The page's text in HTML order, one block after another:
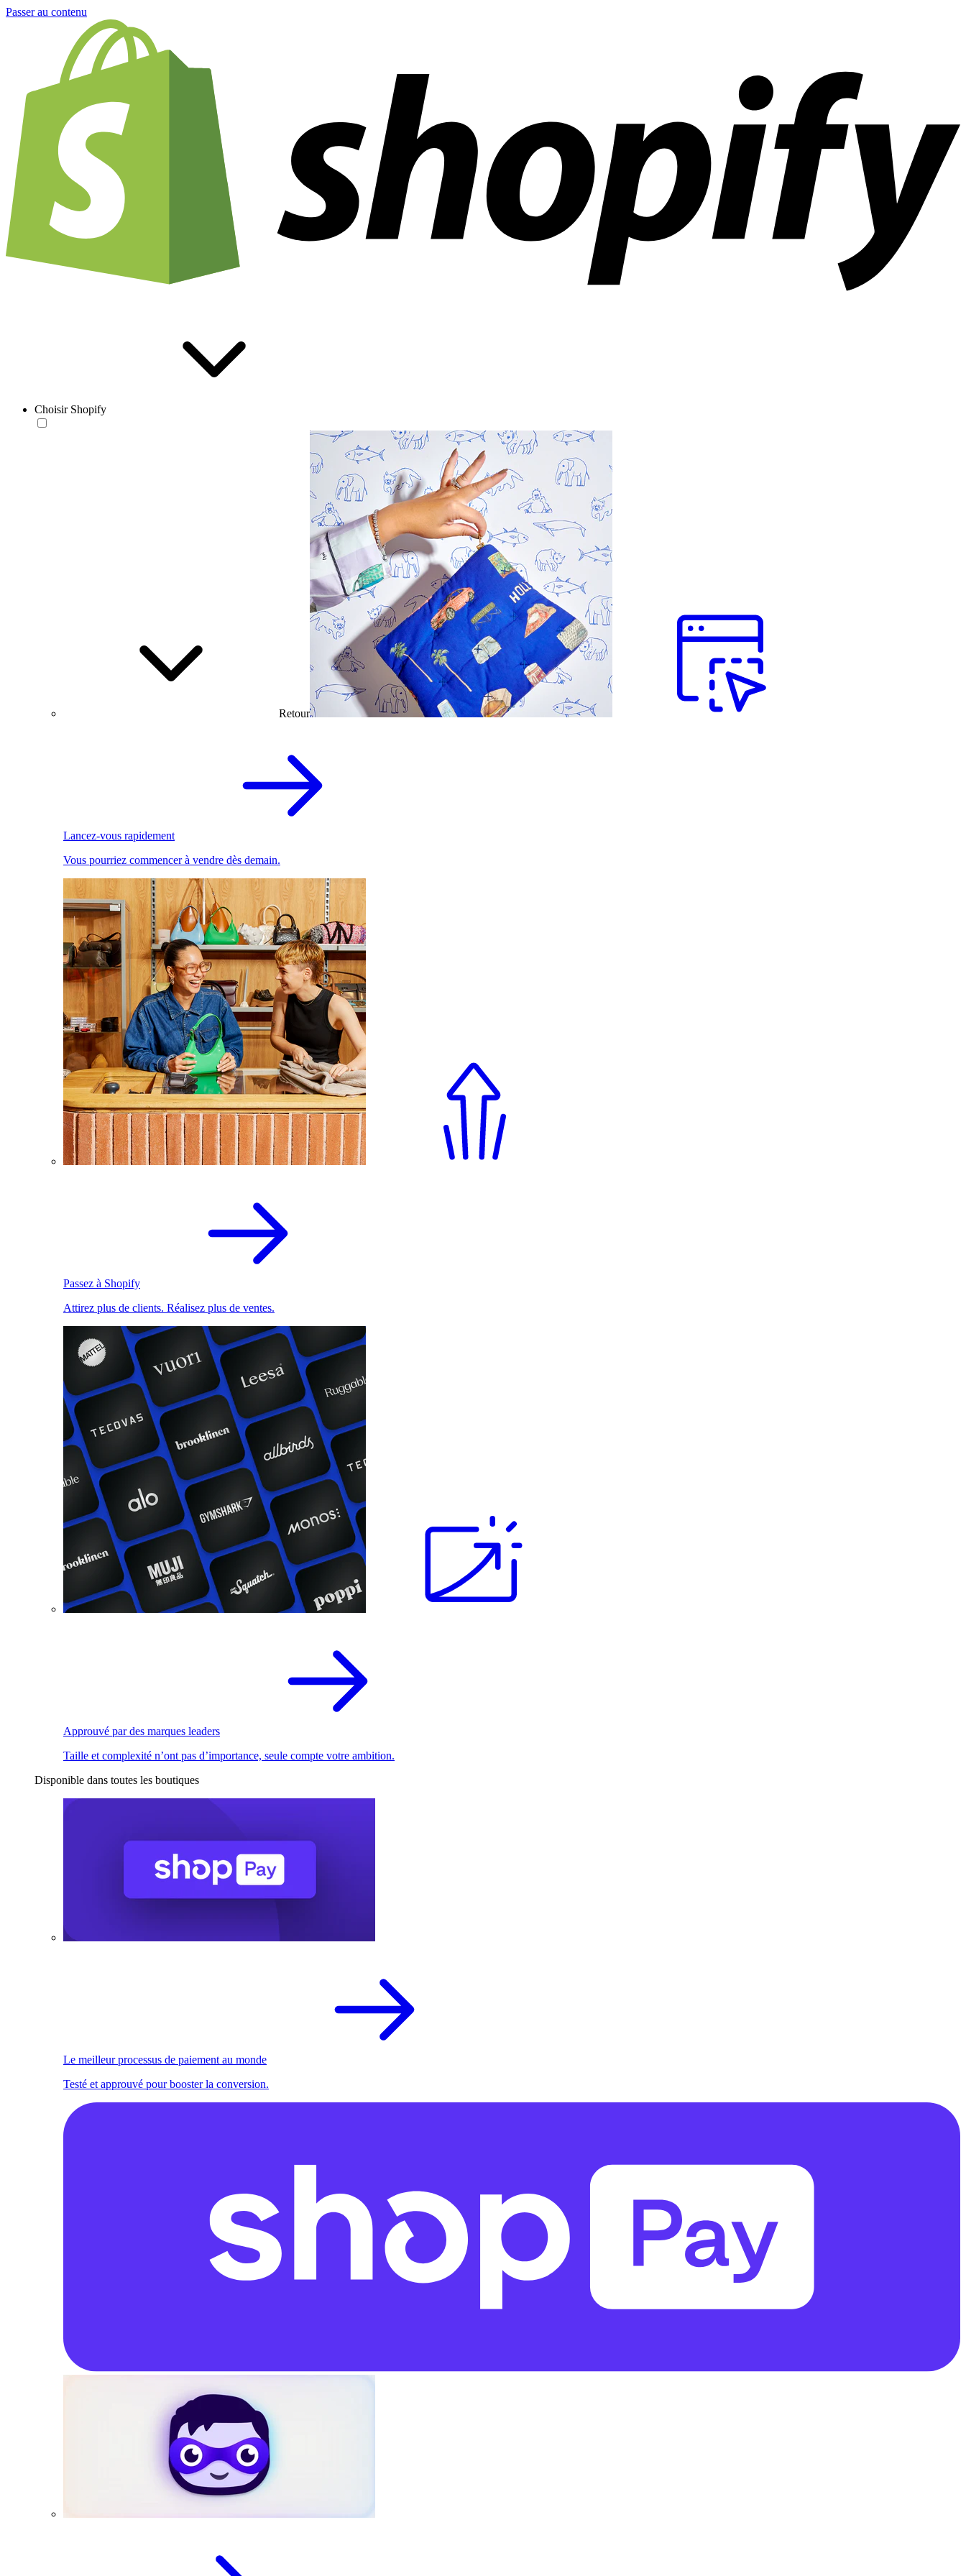
Passer au contenu
Choisir Shopify
Retour
Lancez-vous rapidement
Vous pourriez commencer à vendre dès demain.
Passez à Shopify
Attirez plus de clients. Réalisez plus de ventes.
Approuvé par des marques leaders
Taille et complexité n’ont pas d’importance, seule compte votre ambition.
Disponible dans toutes les boutiques
Le meilleur processus de paiement au monde
Testé et approuvé pour booster la conversion.